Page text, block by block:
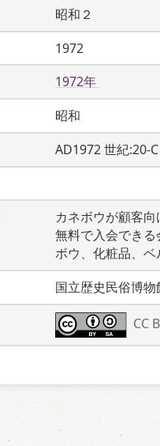
昭和２
1972
1972年
昭和
AD1972 世紀:20-
カネボウが顧客
無料で入会でき
ボウ、化粧品、
国立歴史民俗博物
CC